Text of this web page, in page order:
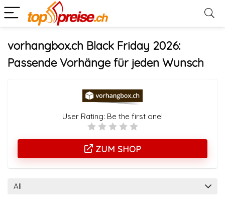
vorhangbox.ch Black Friday 2026:
Passende Vorhänge für jeden Wunsch
User Rating: Be the first one!
ZUM SHOP
All